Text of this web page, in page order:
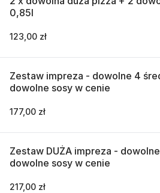
0,85l
123,00 zł
Zestaw impreza - dowolne 4
dowolne sosy w cenie
177,00 zł
Zestaw DUŻA impreza -
dowolne sosy w cenie
217,00 zł